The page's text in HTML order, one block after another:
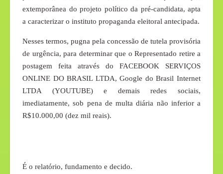
extemporânea do projeto político da pré-candidata, apta
a caracterizar o instituto propaganda eleitoral antecipada.
Nesses termos, pugna pela concessão de tutela provisória
de urgência, para determinar que o Representado retire a
postagem feita através do FACEBOOK SERVIÇOS
ONLINE DO BRASIL LTDA, Google do Brasil Internet
LTDA (YOUTUBE) e demais redes sociais,
imediatamente, sob pena de multa diária não inferior a
R$10.000,00 (dez mil reais).
É o relatório, fundamento e decido.